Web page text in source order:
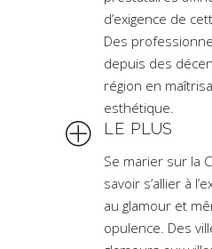
d’exigence de
Des
depuis des
région en
esthétique.
LE PLUS
Se marier sur la
savoir s’allier à
au glamour et
opulence. Des